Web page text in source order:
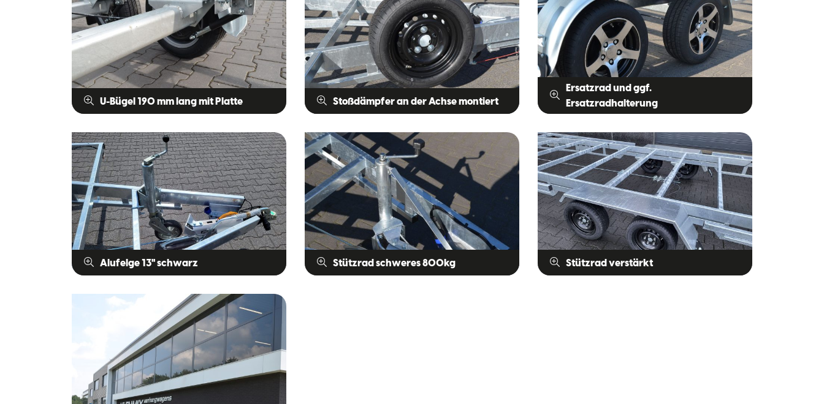
U-Bügel 190 mm lang mit Platte Stoßdämpfer an der Achse montiert
Ersatzrad und ggf.
Ersatzradhalterung
Alufelge 13" schwarz Stützrad schweres 800kg Stützrad verstärkt